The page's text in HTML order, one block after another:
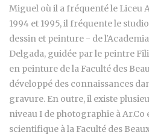
Miguel où il a fréquenté le Liceu
1994 et 1995, il fréquente le
dessin et peinture - de
Delgada, guidée par le peintre
en peinture de la Faculté des
développé des connaissances
gravure. En outre, il existe
niveau I de photographie à
scientifique à la Faculté des